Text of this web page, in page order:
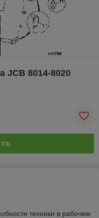
JCB 8014-8020
техники в рабочем